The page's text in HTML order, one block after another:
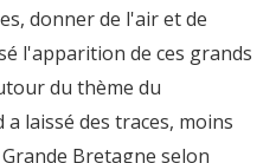
donner de l'air et de
l'apparition de ces grands
du thème du
a laissé des traces, moins
Bretagne selon